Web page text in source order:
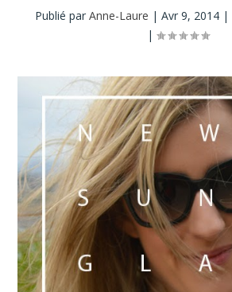
Publié par Anne-Laure | Avr 9, 2014 |
|